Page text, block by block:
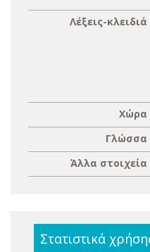
Λέξεις-κλειδιά
Χώρα
Γλώσσα
Άλλα στοιχεία
Στατιστικά